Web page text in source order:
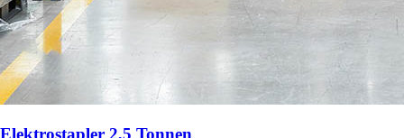
Elektrostapler 2,5 Tonnen